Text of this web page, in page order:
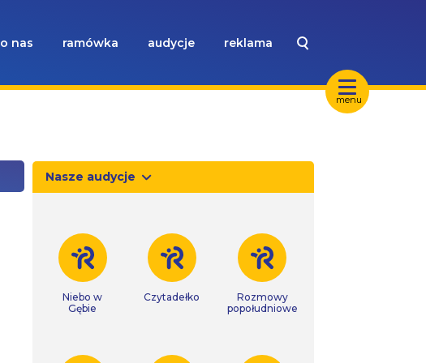
menu
o nas ramówka audycje reklama
Nasze audycje
Niebo w
Gębie
Czytadełko
Rozmowy
popołudniowe